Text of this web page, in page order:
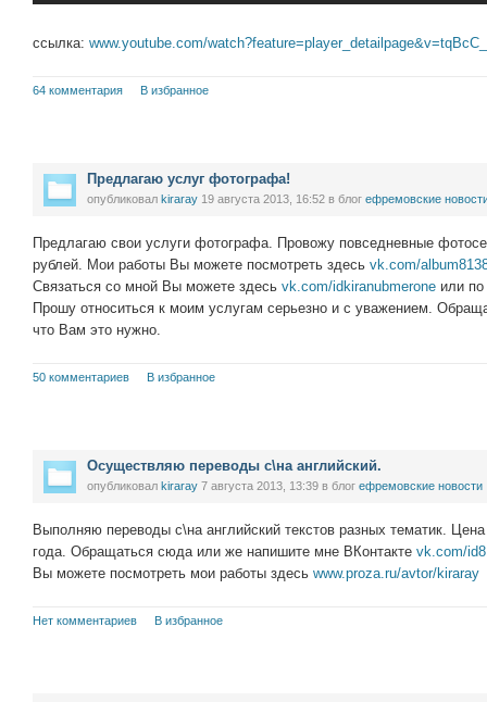
ссылка: www.youtube.com/
64 комментария В избранное
Предлагаю услуг фотографа!
опубликовал kiraray 19 августа 2013, 16:52 в блог ефремовские
Предлагаю свои услуги фотографа. Провожу повседневные
рублей. Мои работы Вы можете посмотреть здесь vk.com/
Связаться со мной Вы можете здесь vk.com/idkiranubmerone или
Прошу относиться к моим услугам серьезно и с уважением.
что Вам это нужно.
50 комментариев В избранное
Осуществляю переводы с\на английский.
опубликовал kiraray 7 августа 2013, 13:39 в блог ефремовские новости
Выполняю переводы с\на английский текстов разных тематик.
года. Обращаться сюда или же напишите мне ВКонтакте vk.com/
Вы можете посмотреть мои работы здесь www.proza.ru/avtor/kiraray
Нет комментариев В избранное